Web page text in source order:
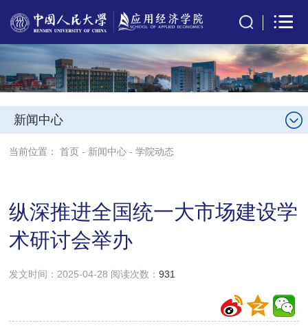
新闻中心
当前位置：首页 - 新闻中心 -学院动态
纵深推进全国统一大市场建设学
术研讨会举办
发文时间：2025-04-28 阅读次数：931